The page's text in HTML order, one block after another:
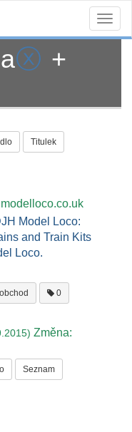
ⓧ +
Titulek
Model Loco:
and Train Kits
Loco.
obchod 0
Změna:
Seznam